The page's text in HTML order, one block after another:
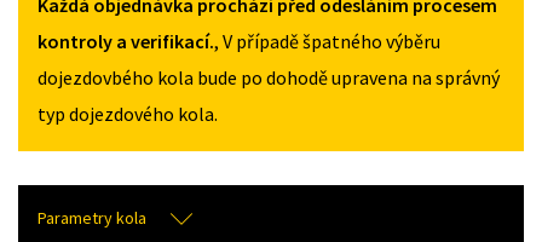
kontroly a verifikací., V případě špatného výběru
dojezdovbého kola bude po dohodě upravena na správný
typ dojezdového kola.
Parametry kola